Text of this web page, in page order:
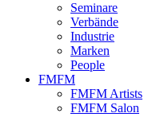
Seminare
Verbände
Industrie
Marken
People
FMFM
FMFM Artists
FMFM Salon